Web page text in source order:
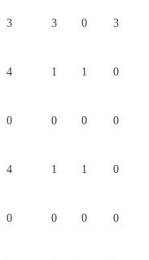
3 3 0 3
4 1 1 0
0 0 0 0
4 1 1 0
0 0 0 0